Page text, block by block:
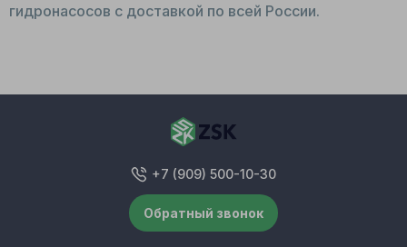
гидронасосов с доставкой по всей России.
+7 (909) 500-10-30
Обратный звонок